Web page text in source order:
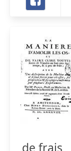
de frais